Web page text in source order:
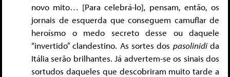
novo mito… [Para celebrá-lo], pensam, então, os
jornais de esquerda que conseguem camuflar de
heroísmo o medo secreto desse ou daquele
“invertido” clandestino. As sortes dos pasolinidida
Itália serão brilhantes. Já advertem-se os sinais dos
sortudos daqueles que descobriram muito tarde a